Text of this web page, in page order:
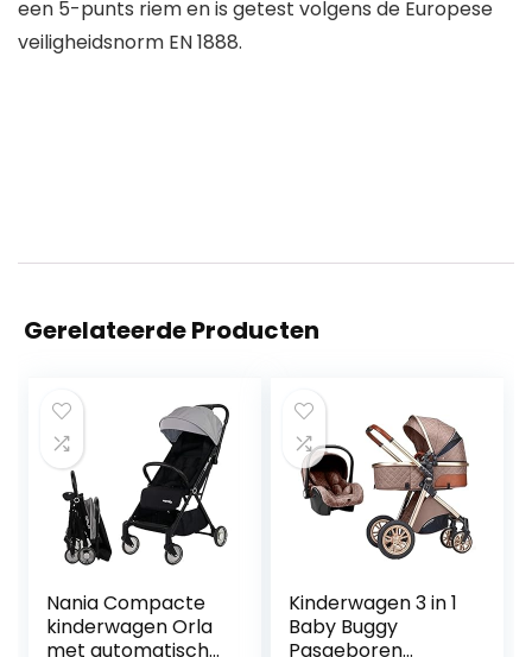
een 5-punts riem en is getest volgens de Europese
veiligheidsnorm EN 1888.
Gerelateerde Producten
Nania Compacte
kinderwagen Orla
met automatische
Kinderwagen 3 in 1
Baby Buggy
Pasgeboren